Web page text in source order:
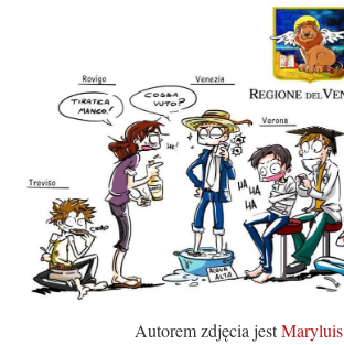
Autorem zdjęcia jestMaryluis